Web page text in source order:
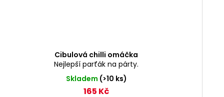
Cibulová chilli omáčka
Nejlepší parťák na párty.
Skladem (>10 ks)
165 Kč